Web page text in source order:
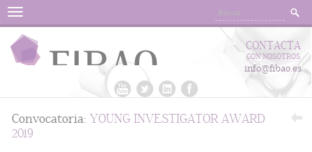
Menu
CONTACTA
CON NOSOTROS
info@fibao.es
Convocatoria: YOUNG INVESTIGATOR AWARD
2019